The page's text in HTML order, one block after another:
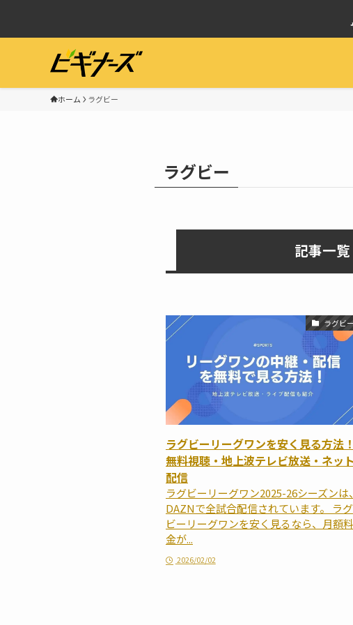
ホーム ラグビー
ラグビー
記事一覧
ラグビー
ラグビーリーグワンを安く見る方法！
無料視聴・地上波テレビ放送・ネット
配信
ラグビーリーグワン2025-26シーズンは、
DAZNで全試合配信されています。 ラグ
ビーリーグワンを安く見るなら、月額料
金が...
2026/02/02